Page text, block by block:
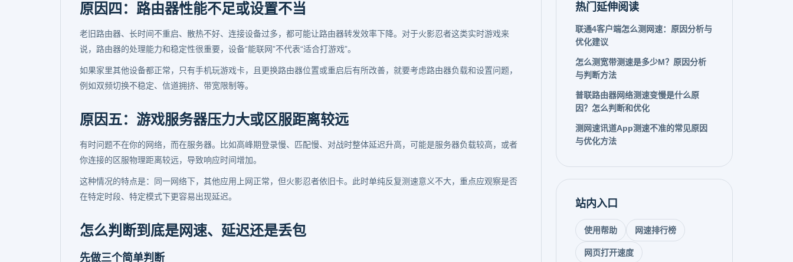
原因四：路由器性能不足或设置不当
老旧路由器、长时间不重启、散热不好、连接设备过多，都可能让路由器转发效率下降。对于火影忍者这类实时游戏来
说，路由器的处理能力和稳定性很重要，设备“能联网”不代表“适合打游戏”。
如果家里其他设备都正常，只有手机玩游戏卡，且更换路由器位置或重启后有所改善，就要考虑路由器负载和设置问题，
例如双频切换不稳定、信道拥挤、带宽限制等。
原因五：游戏服务器压力大或区服距离较远
有时问题不在你的网络，而在服务器。比如高峰期登录慢、匹配慢、对战时整体延迟升高，可能是服务器负载较高，或者
你连接的区服物理距离较远，导致响应时间增加。
这种情况的特点是：同一网络下，其他应用上网正常，但火影忍者依旧卡。此时单纯反复测速意义不大，重点应观察是否
在特定时段、特定模式下更容易出现延迟。
怎么判断到底是网速、延迟还是丢包
先做三个简单判断
热门延伸阅读
联通4客户端怎么测网速：原因分析与
优化建议
怎么测宽带测速是多少M？原因分析
与判断方法
普联路由器网络测速变慢是什么原
因？怎么判断和优化
测网速讯道App测速不准的常见原因
与优化方法
站内入口
使用帮助 网速排行榜
网页打开速度